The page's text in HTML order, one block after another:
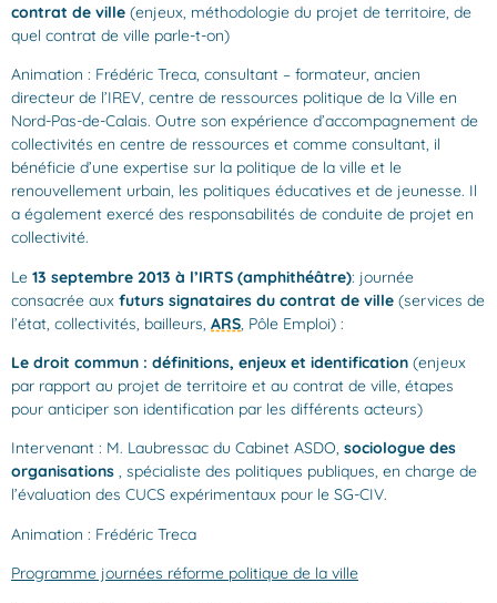
contrat de ville (enjeux, méthodologie du projet de territoire, de
quel contrat de ville parle-t-on)
Animation : Frédéric Treca, consultant – formateur, ancien
directeur de l’IREV, centre de ressources politique de la Ville en
Nord-Pas-de-Calais. Outre son expérience d’accompagnement de
collectivités en centre de ressources et comme consultant, il
bénéficie d’une expertise sur la politique de la ville et le
renouvellement urbain, les politiques éducatives et de jeunesse. Il
a également exercé des responsabilités de conduite de projet en
collectivité.
Le 13 septembre 2013 à l’IRTS (amphithéâtre): journée
consacrée aux futurs signataires du contrat de ville (services de
l’état, collectivités, bailleurs, ARS , Pôle Emploi) :
Le droit commun : définitions, enjeux et identification (enjeux
par rapport au projet de territoire et au contrat de ville, étapes
pour anticiper son identification par les différents acteurs)
Intervenant : M. Laubressac du Cabinet ASDO, sociologue des
organisations , spécialiste des politiques publiques, en charge de
l’évaluation des CUCS expérimentaux pour le SG-CIV.
Animation : Frédéric Treca
Programme journées réforme politique de la ville